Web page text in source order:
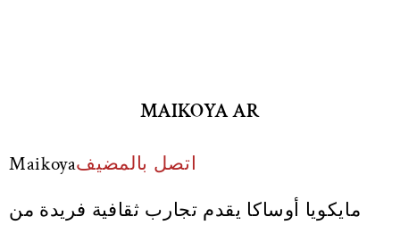
MAIKOYA AR
Maikoyaاتصل بالمضيف
مايكويا أوساكا يقدم تجارب ثقافية فريدة من